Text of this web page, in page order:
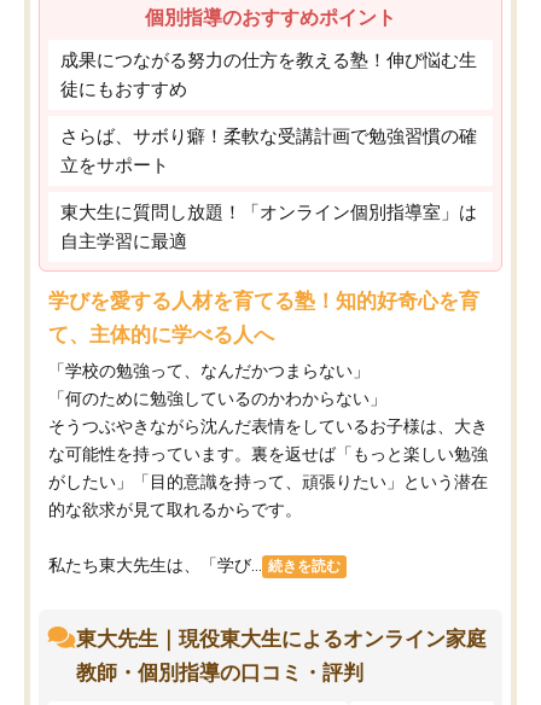
個別指導のおすすめポイント
成果につながる努力の仕方を教える塾！伸び悩む生
徒にもおすすめ
さらば、サボり癖！柔軟な受講計画で勉強習慣の確
立をサポート
東大生に質問し放題！「オンライン個別指導室」は
自主学習に最適
学びを愛する人材を育てる塾！知的好奇心を育
て、主体的に学べる人へ
「学校の勉強って、なんだかつまらない」
「何のために勉強しているのかわからない」
そうつぶやきながら沈んだ表情をしているお子様は、大き
な可能性を持っています。裏を返せば「もっと楽しい勉強
がしたい」「目的意識を持って、頑張りたい」という潜在
的な欲求が見て取れるからです。
私たち東大先生は、「学び... 続きを読む
東大先生｜現役東大生によるオンライン家庭
教師・個別指導の口コミ・評判